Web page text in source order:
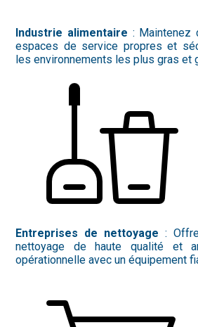
Industrie alimentaire : Maintenez
espaces de service propres et
les environnements les plus gras et
Entreprises de nettoyage :
nettoyage de haute qualité et
opérationnelle avec un équipement